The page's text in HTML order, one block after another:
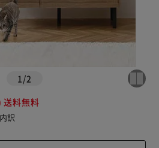
1 /2
送料無料
内訳